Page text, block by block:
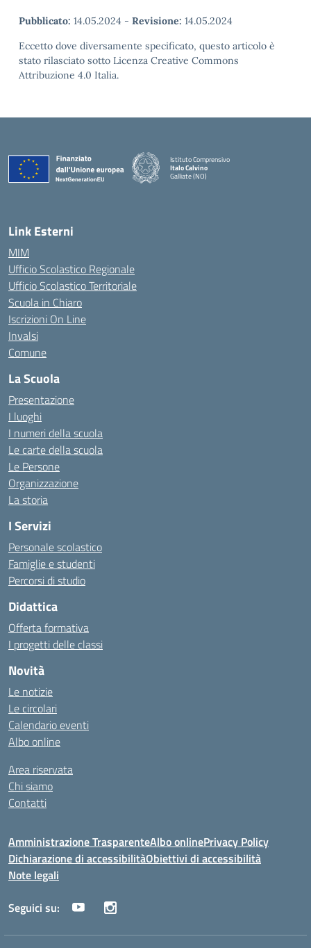
Pubblicato: 14.05.2024 - Revisione: 14.05.2024
Eccetto dove diversamente specificato, questo articolo è
stato rilasciato sotto Licenza Creative Commons
Attribuzione 4.0 Italia.
Istituto Comprensivo
Italo Calvino
Galliate (NO)
Link Esterni
MIM
Ufficio Scolastico Regionale
Ufficio Scolastico Territoriale
Scuola in Chiaro
Iscrizioni On Line
Invalsi
Comune
La Scuola
Presentazione
I luoghi
I numeri della scuola
Le carte della scuola
Le Persone
Organizzazione
La storia
I Servizi
Personale scolastico
Famiglie e studenti
Percorsi di studio
Didattica
Offerta formativa
I progetti delle classi
Novità
Le notizie
Le circolari
Calendario eventi
Albo online
Area riservata
Chi siamo
Contatti
Amministrazione TrasparenteAlbo onlinePrivacy Policy
Dichiarazione di accessibilitàObiettivi di accessibilità
Note legali
Seguici su: